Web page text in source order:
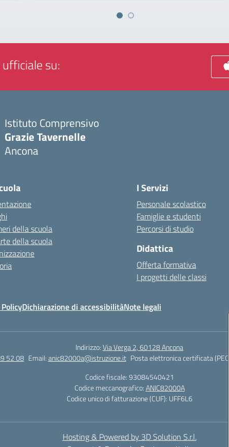
su:
Istituto Comprensivo
Grazie Tavernelle
Ancona
della scuola
della scuola
I Servizi
Personale scolastico
Famiglie e studenti
Percorsi di studio
Didattica
Offerta formativa
I progetti delle classi
Dichiarazione di accessibilitàNote legali
Indirizzo:Via Verga 2, 60128 Ancona
52 08 Email:anic82000a@istruzione.it Posta elettronica certificata (PEC):
Codice fiscale: 93084540421
Codice meccanografico:ANIC82000A
Codice unico di fatturazione (CUF): UFF6L6
Hosting & Powered by 3D Solution S.r.l.